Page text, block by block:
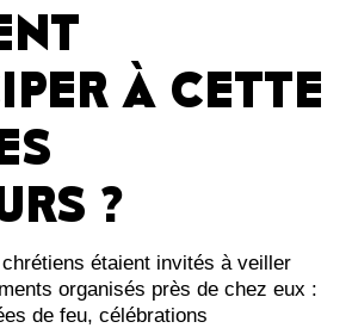
À CETTE
?
chrétiens étaient invités à veiller
organisés près de chez eux :
de feu, célébrations